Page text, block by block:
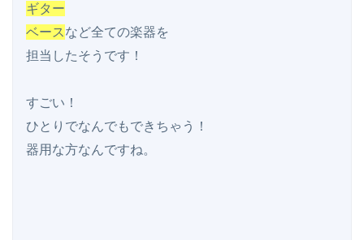
ギター
ベースなど全ての楽器を
担当したそうです！
すごい！
ひとりでなんでもできちゃう！
器用な方なんですね。